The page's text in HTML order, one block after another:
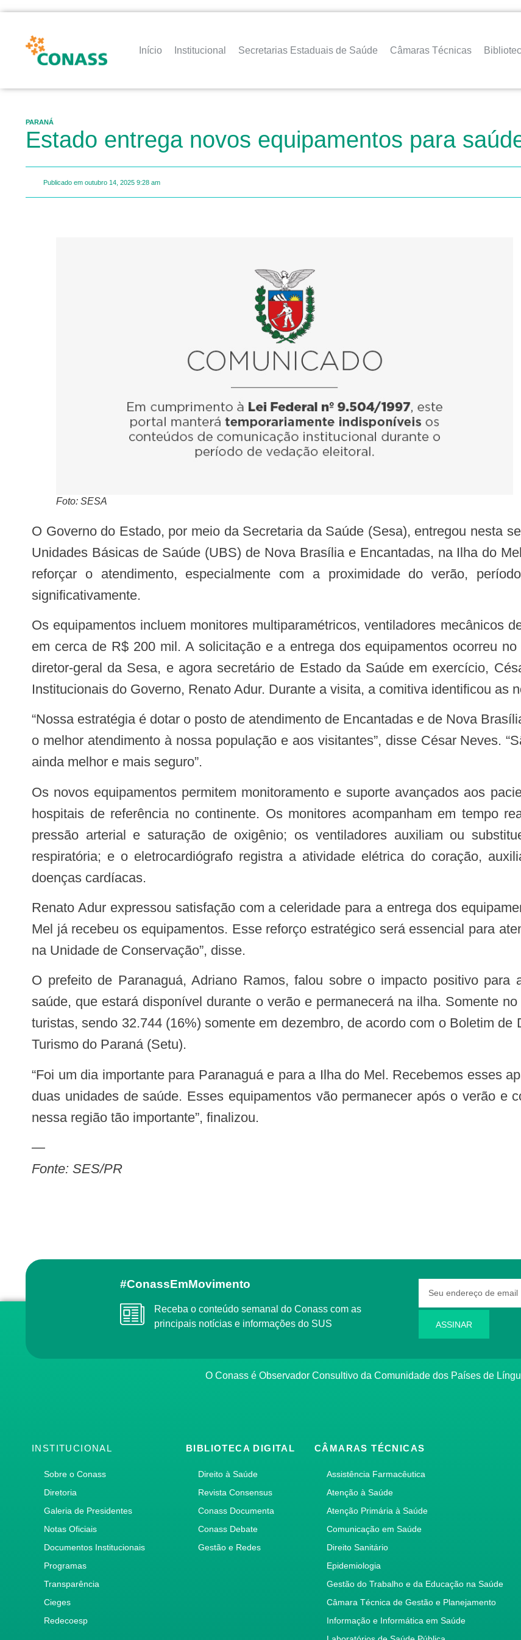
Início Institucional Secretarias Estaduais de Saúde Câmaras Técnicas
PARANÁ
Estado entrega novos equipamentos para
Publicado em outubro 14, 2025 9:28 am
Foto: SESA
O Governo do Estado, por meio da Secretaria da Saúde (Sesa), entregou nesta segunda-feira (13) equipamentos destinados às
Unidades Básicas de Saúde (UBS) de Nova Brasília e Encantadas, na Ilha do
reforçar o atendimento, especialmente com a proximidade do verão,
significativamente.
Os equipamentos incluem monitores multiparamétricos, ventiladores mecânicos de transporte e um eletrocardiógrafo, avaliados
em cerca de R$ 200 mil. A solicitação e a entrega dos equipamentos ocorreu
diretor-geral da Sesa, e agora secretário de Estado da Saúde em exercício,
Institucionais do Governo, Renato Adur. Durante a visita, a comitiva identificou as
“Nossa estratégia é dotar o posto de atendimento de Encantadas e de Nova Brasília de todas as condições técnicas para prestar
o melhor atendimento à nossa população e aos visitantes”, disse César Neves.
ainda melhor e mais seguro”.
Os novos equipamentos permitem monitoramento e suporte avançados aos pacientes durante o transporte da Ilha do Mel até
hospitais de referência no continente. Os monitores acompanham em tempo
pressão arterial e saturação de oxigênio; os ventiladores auxiliam ou
respiratória; e o eletrocardiógrafo registra a atividade elétrica do coração,
doenças cardíacas.
Renato Adur expressou satisfação com a celeridade para a entrega dos equipamentos. “Pouco tempo depois da visita a Ilha do
Mel já recebeu os equipamentos. Esse reforço estratégico será essencial para
na Unidade de Conservação”, disse.
O prefeito de Paranaguá, Adriano Ramos, falou sobre o impacto positivo para a comunidade e enfatizou o investimento na
saúde, que estará disponível durante o verão e permanecerá na ilha. Somente
turistas, sendo 32.744 (16%) somente em dezembro, de acordo com o Boletim
Turismo do Paraná (Setu).
“Foi um dia importante para Paranaguá e para a Ilha do Mel. Recebemos esses aparelhos importantes para salvar vidas nessas
duas unidades de saúde. Esses equipamentos vão permanecer após o verão e
nessa região tão importante”, finalizou.
—
Fonte: SES/PR
#ConassEmMovimento
Receba o conteúdo semanal do Conass com as
principais notícias e informações do SUS
ASSINAR
O Conass é Observador Consultivo da Comunidade dos Países de
INSTITUCIONAL
Sobre o Conass
Diretoria
Galeria de Presidentes
Notas Oficiais
Documentos Institucionais
Programas
Transparência
Cieges
Redecoesp
BIBLIOTECA DIGITAL
Direito à Saúde
Revista Consensus
Conass Documenta
Conass Debate
Gestão e Redes
CÂMARAS TÉCNICAS
Assistência Farmacêutica
Atenção à Saúde
Atenção Primária à Saúde
Comunicação em Saúde
Direito Sanitário
Epidemiologia
Gestão do Trabalho e da Educação na Saúde
Câmara Técnica de Gestão e Planejamento
Informação e Informática em Saúde